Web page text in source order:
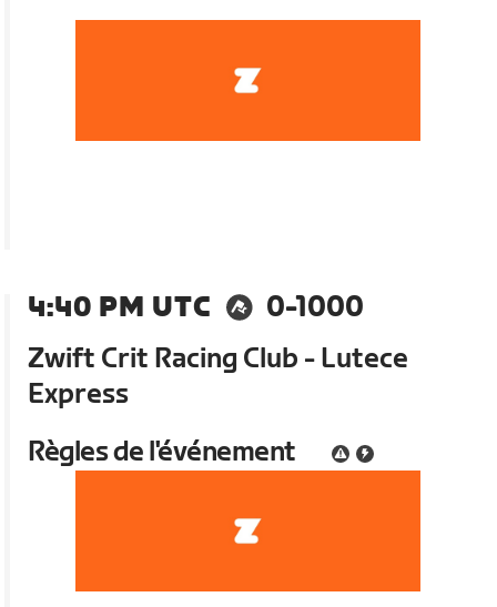
4:40 PM UTC
0-1000
Zwift Crit Racing Club - Lutece
Express
Règles de l'événement